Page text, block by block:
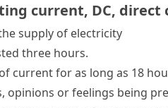
current, DC, direct
supply of electricity
three hours.
current for as long as 18
opinions or feelings being